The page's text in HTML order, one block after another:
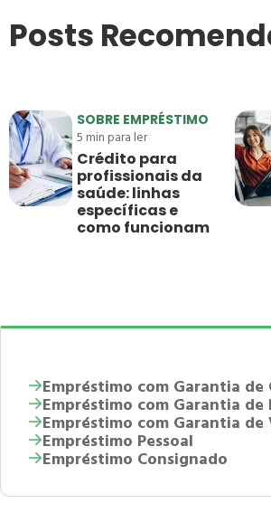
Posts
SOBRE EMPRÉSTIMO
5min para ler
Crédito para
profissionais da
saúde: linhas
específicas e
como funcionam
Empréstimo com Garantia de
Empréstimo com Garantia de
Empréstimo com Garantia de
Empréstimo Pessoal
Empréstimo Consignado